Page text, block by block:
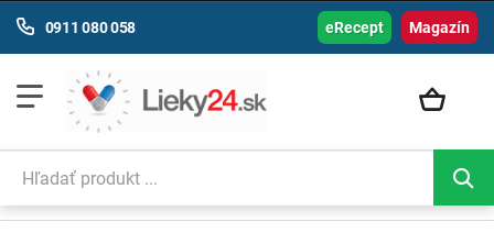
Magazín
0911 080 058 eRecept